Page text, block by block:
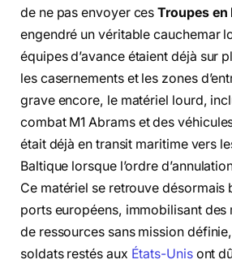
de ne pas envoyer cesTroupes en
engendré un véritable cauchemar
équipes d’avance étaient déjà sur
les casernements et les zones
grave encore, le matériel lourd,
combat M1 Abrams et des
était déjà en transit maritime vers
Baltique lorsque l’ordre
Ce matériel se retrouve désormais
ports européens, immobilisant des
de ressources sans mission
soldats restés aux États-Unisont